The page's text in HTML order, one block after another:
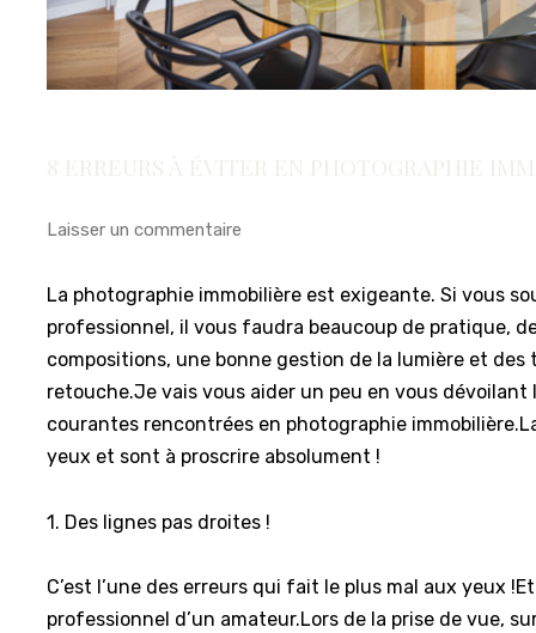
Laisser un commentaire
La photographie immobilière est exigeante. Si vous
professionnel, il vous faudra beaucoup de pratique,
compositions, une bonne gestion de la lumière et des
retouche.Je vais vous aider un peu en vous dévoilant
courantes rencontrées en photographie
yeux et sont à proscrire absolument !
1. Des lignes pas droites !
C’est l’une des erreurs qui fait le plus mal aux yeux
professionnel d’un amateur.Lors de la prise de vue,